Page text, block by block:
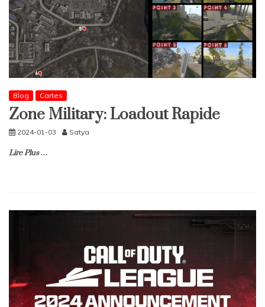
Blog Cartes
Zone Military: Loadout Rapide
2024-01-03 Satya
Lire Plus …